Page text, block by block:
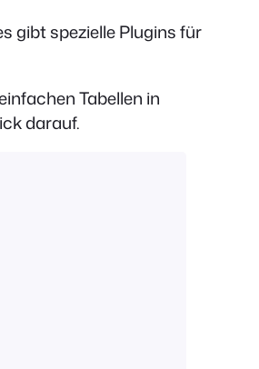
gibt spezielle Plugins für
Tabellen in
darauf.